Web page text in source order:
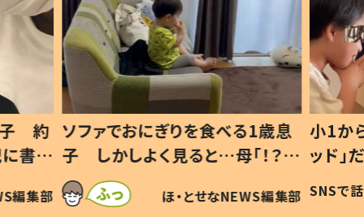
歳息
？」
編集部
小1から不登校、息子は「ギフテ
ッド」だった 父が“ウチ給食”を
作り続ける理由とは #令和の親
#令和の子
SNSで話題 ほ・とせなNEWS編集部
ひ孫
が、抱
「涙
い」